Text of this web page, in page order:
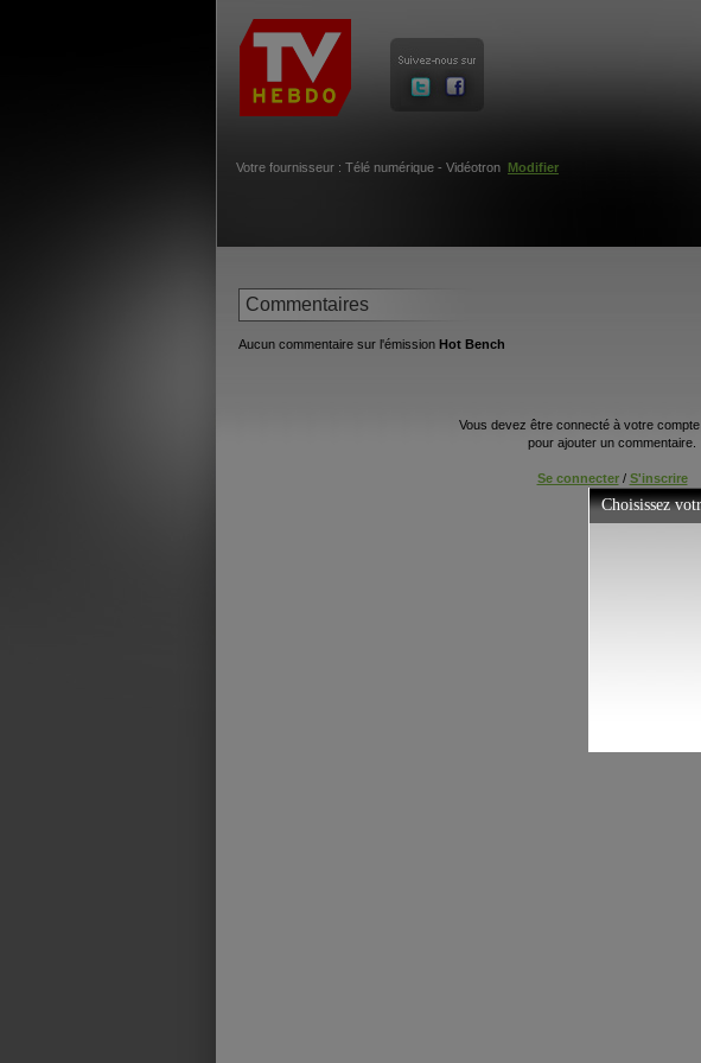
Votre fournisseur : Télé numérique - Vidéotron Modifier
Commentaires
Aucun commentaire sur l'émission Hot Bench
Vous devez être connecté à votre compte
pour ajouter un commentaire.
Se connecter/ S'inscrire